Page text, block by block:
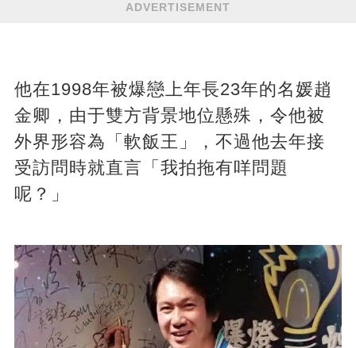
ADVERTISEMENT
他在1998年被爆戀上年長23年的名媛趙
金卿，由于雙方背景地位懸殊，令他被
外界形容為「軟飯王」，不過他去年接
受訪問時就直言「我拍拖有咩問題
呢？」